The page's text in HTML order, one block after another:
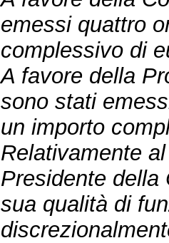
emessi quattro
complessivo di
A favore della
sono stati
un importo
Relativamente
Presidente della
sua qualità di